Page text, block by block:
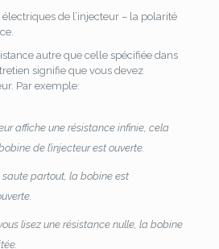
de l’injecteur – la polarité
autre que celle spécifiée dans
signifie que vous devez
Par exemple:
affiche une résistance infinie, cela
de l’injecteur est ouverte.
saute partout, la bobine est
lisez une résistance nulle, la bobine